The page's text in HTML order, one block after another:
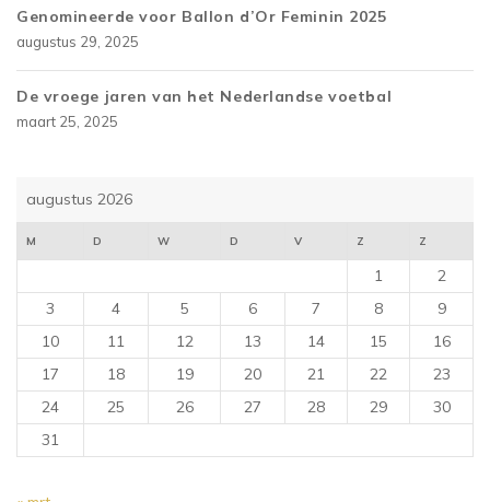
Genomineerde voor Ballon d’Or Feminin 2025
augustus 29, 2025
De vroege jaren van het Nederlandse voetbal
maart 25, 2025
augustus 2026
M D W D V Z Z
1
2
3
4 5 6 7 8
9
10
11 12 13 14 15
16
17
18 19 20 21 22
23
24
25 26 27 28 29
30
31